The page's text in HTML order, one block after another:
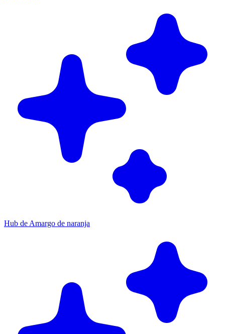
Hub de Amargo de naranja